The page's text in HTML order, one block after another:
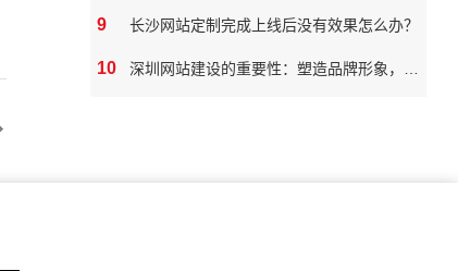
9 长沙网站定制完成上线后没有效果怎么办？
10